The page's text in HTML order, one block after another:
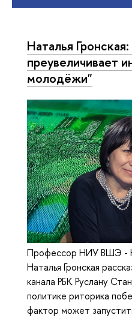
Наталья
преувеличивает
молодёжи"
Профессор НИУ ВШЭ -
Наталья Гронская
канала РБК Руслану
политике риторика
фактор может